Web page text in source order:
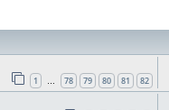
1 … 78 79 80 81 82